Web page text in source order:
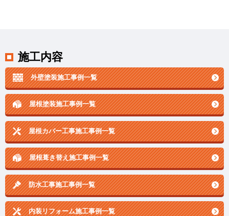
施工内容
外壁塗装施工事例一覧
屋根塗装施工事例一覧
屋根カバー工事施工事例一覧
屋根葺き替え施工事例一覧
防水工事施工事例一覧
内装リフォーム施工事例一覧